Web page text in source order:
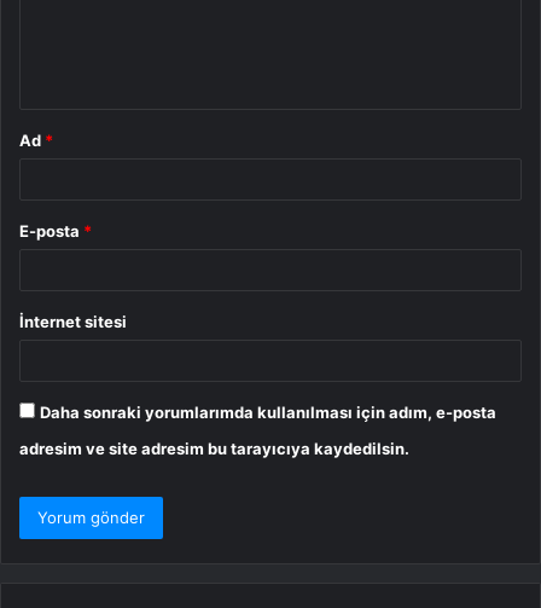
Ad *
E-posta *
İnternet sitesi
Daha sonraki yorumlarımda kullanılması için adım, e-posta
adresim ve site adresim bu tarayıcıya kaydedilsin.